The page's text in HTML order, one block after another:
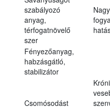
szabályozó
anyag,
térfogatnövelő
szer
Fényezőanyag,
habzásgátló,
stabilizátor
Csomósodást